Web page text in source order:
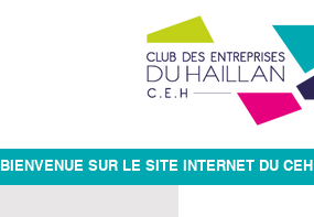
BIENVENUE SUR LE SITE INTERNET DU CEH